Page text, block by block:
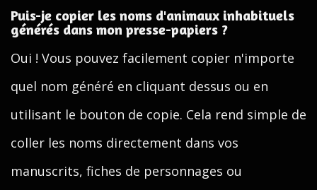
Puis-je copier les noms d'animaux inhabituels
générés dans mon presse-papiers ?
Oui ! Vous pouvez facilement copier n'importe
quel nom généré en cliquant dessus ou en
utilisant le bouton de copie. Cela rend simple de
coller les noms directement dans vos
manuscrits, fiches de personnages ou